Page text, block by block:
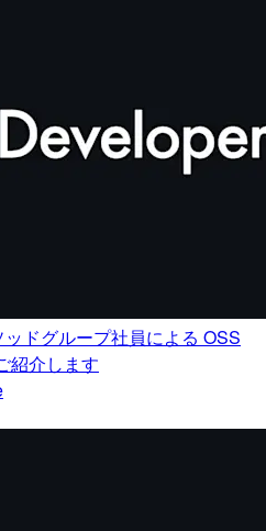
ドグループ社員による OSS
紹介します